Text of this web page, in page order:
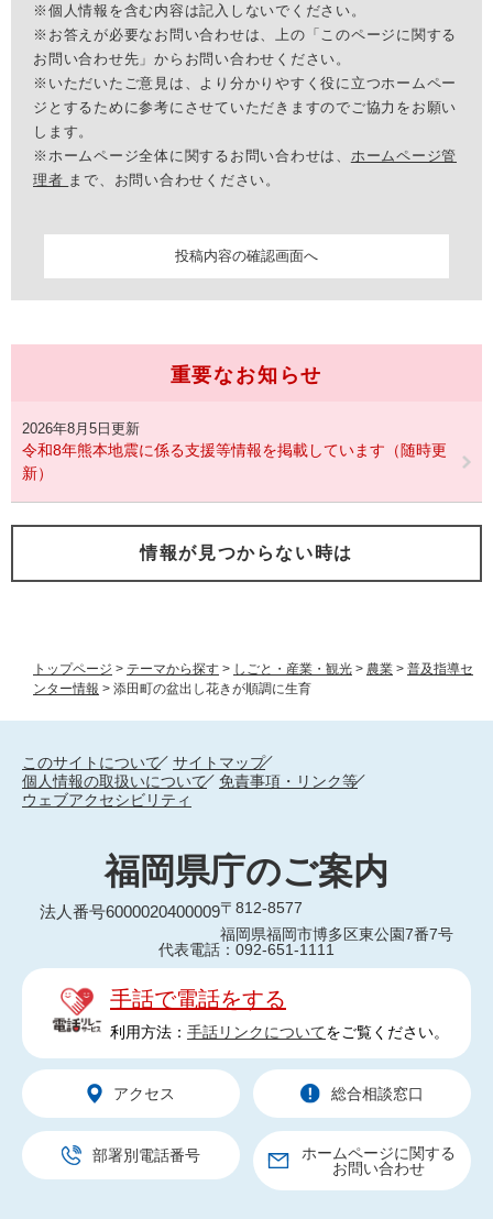
トップページ > テーマから探す > しごと・産業・観光 > 農業 > 普及指導セ
ンター情報 > 添田町の盆出し花きが順調に生育
※個人情報を含む内容は記入しないでください。
※お答えが必要なお問い合わせは、上の「このページに関する
お問い合わせ先」からお問い合わせください。
※いただいたご意見は、より分かりやすく役に立つホームペー
ジとするために参考にさせていただきますのでご協力をお願い
します。
※ホームページ全体に関するお問い合わせは、 ホームページ管
理者 まで、お問い合わせください。
重要なお知らせ
2026年8月5日更新
令和8年熊本地震に係る支援等情報を掲載しています（随時更
新）
情報が見つからない時は
このサイトについて
サイトマップ
個人情報の取扱いについて
免責事項・リンク等
ウェブアクセシビリティ
福岡県庁のご案内
法人番号6000020400009〒812-8577
福岡県福岡市博多区東公園7番7号
代表電話：092-651-1111
手話で電話をする
利用方法： 手話リンクについてをご覧ください。
アクセス 総合相談窓口
部署別電話番号
ホームページに関する
お問い合わせ